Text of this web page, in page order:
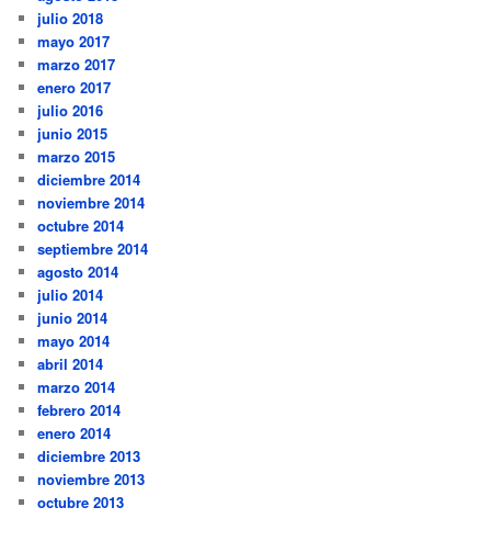
julio 2018
mayo 2017
marzo 2017
enero 2017
julio 2016
junio 2015
marzo 2015
diciembre 2014
noviembre 2014
octubre 2014
septiembre 2014
agosto 2014
julio 2014
junio 2014
mayo 2014
abril 2014
marzo 2014
febrero 2014
enero 2014
diciembre 2013
noviembre 2013
octubre 2013